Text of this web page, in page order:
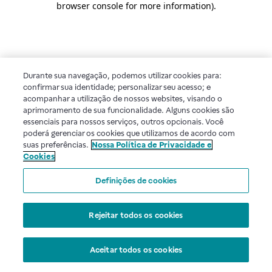
browser console for more information).
Durante sua navegação, podemos utilizar cookies para:
confirmar sua identidade; personalizar seu acesso; e
acompanhar a utilização de nossos websites, visando o
aprimoramento de sua funcionalidade. Alguns cookies são
essenciais para nossos serviços, outros opcionais. Você
poderá gerenciar os cookies que utilizamos de acordo com
suas preferências. Nossa Política de Privacidade e
Cookies
Definições de cookies
Rejeitar todos os cookies
Aceitar todos os cookies